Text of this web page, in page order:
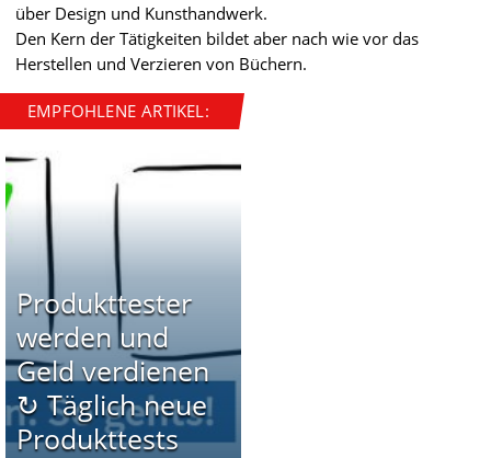
über Design und Kunsthandwerk.
Den Kern der Tätigkeiten bildet aber nach wie vor das
Herstellen und Verzieren von Büchern.
EMPFOHLENE ARTIKEL:
Produkttester
werden und
Geld verdienen
↻ Täglich neue
Produkttests